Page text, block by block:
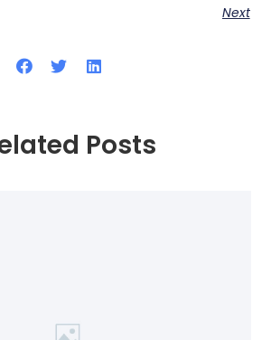
Next
Posts